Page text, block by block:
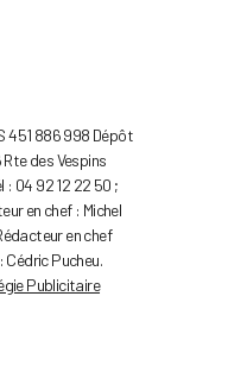
451 886 998 Dépôt
des Vespins
04 92 12 22 50 ;
en chef : Michel
en chef
Pucheu.
Publicitaire